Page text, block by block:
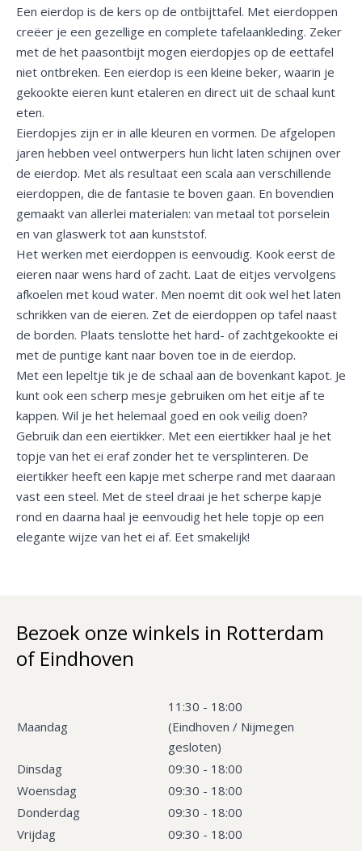
Een eierdop is de kers op de ontbijttafel. Met eierdoppen
creëer je een gezellige en complete tafelaankleding. Zeker
met de het paasontbijt mogen eierdopjes op de eettafel
niet ontbreken. Een eierdop is een kleine beker, waarin je
gekookte eieren kunt etaleren en direct uit de schaal kunt
eten.
Eierdopjes zijn er in alle kleuren en vormen. De afgelopen
jaren hebben veel ontwerpers hun licht laten schijnen over
de eierdop. Met als resultaat een scala aan verschillende
eierdoppen, die de fantasie te boven gaan. En bovendien
gemaakt van allerlei materialen: van metaal tot porselein
en van glaswerk tot aan kunststof.
Het werken met eierdoppen is eenvoudig. Kook eerst de
eieren naar wens hard of zacht. Laat de eitjes vervolgens
afkoelen met koud water. Men noemt dit ook wel het laten
schrikken van de eieren. Zet de eierdoppen op tafel naast
de borden. Plaats tenslotte het hard- of zachtgekookte ei
met de puntige kant naar boven toe in de eierdop.
Met een lepeltje tik je de schaal aan de bovenkant kapot. Je
kunt ook een scherp mesje gebruiken om het eitje af te
kappen. Wil je het helemaal goed en ook veilig doen?
Gebruik dan een eiertikker. Met een eiertikker haal je het
topje van het ei eraf zonder het te versplinteren. De
eiertikker heeft een kapje met scherpe rand met daaraan
vast een steel. Met de steel draai je het scherpe kapje
rond en daarna haal je eenvoudig het hele topje op een
elegante wijze van het ei af. Eet smakelijk!
Bezoek onze winkels in Rotterdam
of Eindhoven
Maandag
11:30 - 18:00
(Eindhoven / Nijmegen
gesloten)
Dinsdag
09:30 - 18:00
Woensdag
09:30 - 18:00
Donderdag
09:30 - 18:00
Vrijdag
09:30 - 18:00